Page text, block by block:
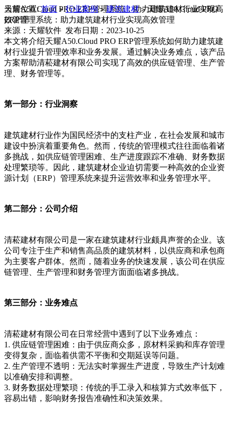
当前位置:首页 > 行业案例 > 建筑建材 >天耀A50.Cloud PRO
ERP管理系统：助力建筑建材行业实现高效管理
天耀A50.Cloud PRO ERP管理系统：助力建筑建材行业实现高
效管理
来源：天耀软件 发布日期：2023-10-25
本文将介绍天耀A50.Cloud PRO ERP管理系统如何助力建筑建
材行业提升管理效率和业务发展。通过解决业务难点，该产品
方案帮助清菘建材有限公司实现了高效的供应链管理、生产管
理、财务管理等。
第一部分：行业洞察
建筑建材行业作为国民经济中的支柱产业，在社会发展和城市
建设中扮演着重要角色。然而，传统的管理模式往往面临着诸
多挑战，如供应链管理困难、生产进度跟踪不准确、财务数据
处理繁琐等。因此，建筑建材企业迫切需要一种高效的企业资
源计划（ERP）管理系统来提升运营效率和业务管理水平。
第二部分：公司介绍
清菘建材有限公司是一家在建筑建材行业颇具声誉的企业。该
公司专注于生产和销售高品质的建筑材料，以供应商和承包商
为主要客户群体。然而，随着业务的快速发展，该公司在供应
链管理、生产管理和财务管理方面面临诸多挑战。
第三部分：业务难点
清菘建材有限公司在日常经营中遇到了以下业务难点：
1. 供应链管理困难：由于供应商众多，原材料采购和库存管理
变得复杂，面临着供需不平衡和交期延误等问题。
2. 生产管理不透明：无法实时掌握生产进度，导致生产计划难
以准确安排和调整。
3. 财务数据处理繁琐：传统的手工录入和核算方式效率低下，
容易出错，影响财务报告准确性和决策效果。